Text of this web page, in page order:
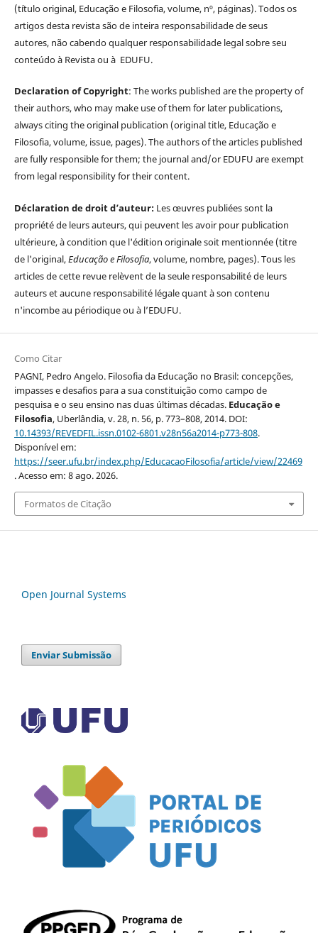
(título original, Educação e Filosofia, volume, nº, páginas). Todos os
artigos desta revista são de inteira responsabilidade de seus
autores, não cabendo qualquer responsabilidade legal sobre seu
conteúdo à Revista ou à EDUFU.
Declaration of Copyright: The works published are the property of
their authors, who may make use of them for later publications,
always citing the original publication (original title, Educação e
Filosofia, volume, issue, pages). The authors of the articles published
are fully responsible for them; the journal and/or EDUFU are exempt
from legal responsibility for their content.
Déclaration de droit d’auteur: Les œuvres publiées sont la
propriété de leurs auteurs, qui peuvent les avoir pour publication
ultérieure, à condition que l'édition originale soit mentionnée (titre
de l'original,Educação e Filosofia, volume, nombre, pages). Tous les
articles de cette revue relèvent de la seule responsabilité de leurs
auteurs et aucune responsabilité légale quant à son contenu
n'incombe au périodique ou à l’EDUFU.
Como Citar
PAGNI, Pedro Angelo. Filosofia da Educação no Brasil: concepções,
impasses e desafios para a sua constituição como campo de
pesquisa e o seu ensino nas duas últimas décadas. Educação e
Filosofia, Uberlândia, v. 28, n. 56, p. 773–808, 2014. DOI:
10.14393/REVEDFIL.issn.0102-6801.v28n56a2014-p773-808.
Disponível em:
https://seer.ufu.br/index.php/EducacaoFilosofia/article/view/22469
. Acesso em: 8 ago. 2026.
Formatos de Citação
Open Journal Systems
Enviar Submissão